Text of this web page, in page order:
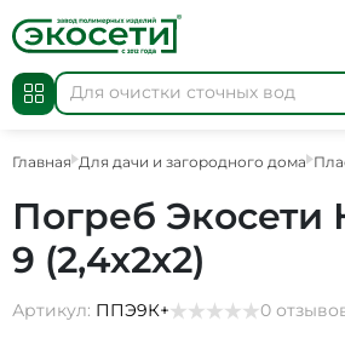
Главная Для дачи и загородного дома
Погреб Экосети
9 (2,4х2х2)
Артикул: ППЭ9К+ 0